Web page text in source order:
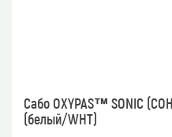
Сабо OXYPAS™ SONIC
(белый/WHT)